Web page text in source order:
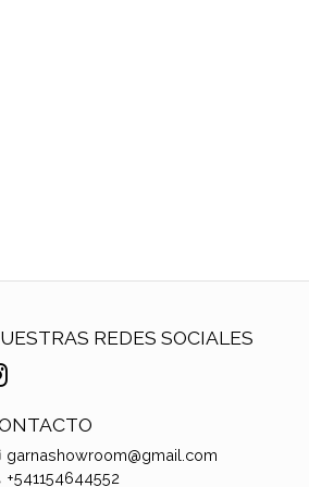
REDES SOCIALES
garnashowroom@gmail.com
+541154644552